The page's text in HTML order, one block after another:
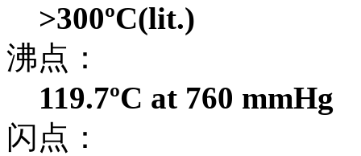
>300ºC(lit.)
沸点：
119.7ºC at 760 mmHg
闪点：